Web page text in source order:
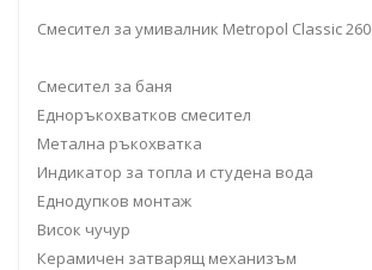
Смесител за умивалник Metropol Classic 260
Смесител за баня
Едноръкохватков смесител
Метална ръкохватка
Индикатор за топла и студена вода
Еднодупков монтаж
Висок чучур
Керамичен затварящ механизъм